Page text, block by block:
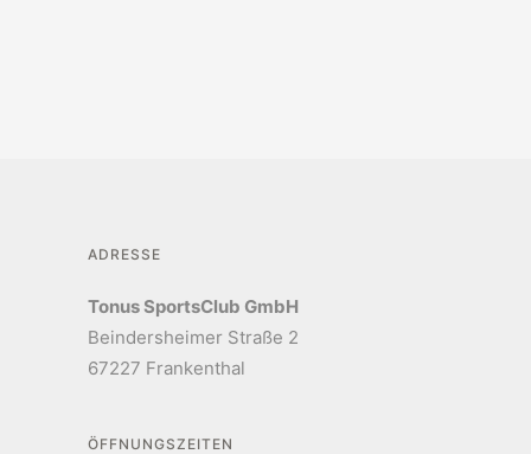
ADRESSE
Tonus SportsClub GmbH
Beindersheimer Straße 2
67227 Frankenthal
ÖFFNUNGSZEITEN